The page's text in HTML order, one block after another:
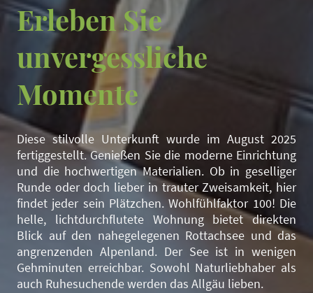
Erleben Sie
unvergessliche
Momente
Diese stilvolle Unterkunft wurde im August 2025
fertiggestellt. Genießen Sie die moderne Einrichtung
und die hochwertigen Materialien. Ob in geselliger
Runde oder doch lieber in trauter Zweisamkeit, hier
findet jeder sein Plätzchen. Wohlfühlfaktor 100! Die
helle, lichtdurchflutete Wohnung bietet direkten
Blick auf den nahegelegenen Rottachsee und das
angrenzenden Alpenland. Der See ist in wenigen
Gehminuten erreichbar. Sowohl Naturliebhaber als
auch Ruhesuchende werden das Allgäu lieben.